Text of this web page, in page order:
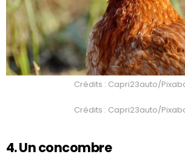
Crédits : Capri23auto/
Crédits : Capri23auto/
4. Un concombre